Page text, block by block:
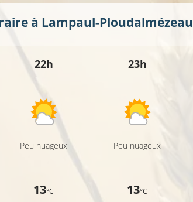
à Lampaul-Ploudalmézeau
22h
Peu nuageux
13°C
23h
Peu nuageux
13°C